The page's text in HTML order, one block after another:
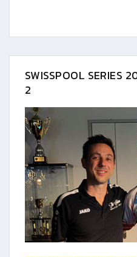
SWISSPOOL SERIES
2